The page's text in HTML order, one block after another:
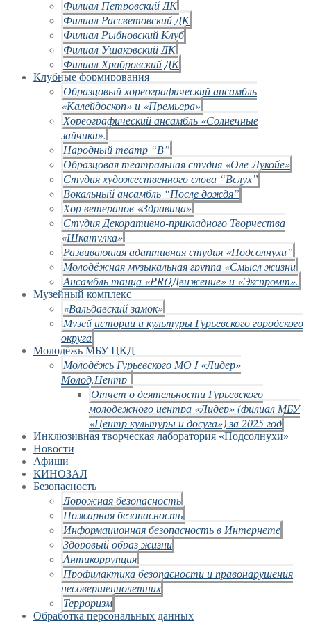
Филиал Петровский ДК
Филиал Рассветовский ДК
Филиал Рыбновский Клуб
Филиал Ушаковский ДК
Филиал Храбровский ДК
Клубные формирования
Образцовый хореографический ансамбль
«Калейдоскоп» и «Премьера»
Хореографический ансамбль «Солнечные
зайчики».
Народный театр “В”
Образцовая театральная студия «Оле-Лукойе»
Студия художественного слова “Вслух”
Вокальный ансамбль “После дождя”
Хор ветеранов «Здравица»
Студия Декоративно-прикладного Творчества
«Шкатулка»
Развивающая адаптивная студия «Подсолнухи”
Молодёжная музыкальная группа «Смысл жизни
Ансамбль танца «PROДвижение» и «Экспромт».
Музейный комплекс
«Вальдавский замок»
Музей истории и культуры Гурьевского городского
округа
Молодёжь МБУ ЦКД
Молодёжь Гурьевского МО I «Лидер»
Молод.Центр
Отчет о деятельности Гурьевского
молодежного центра «Лидер» (филиал МБУ
«Центр культуры и досуга») за 2025 год
Инклюзивная творческая лаборатория «Подсолнухи»
Новости
Афиши
КИНОЗАЛ
Безопасность
Дорожная безопасность
Пожарная безопасность
Информационная безопасность в Интернете
Здоровый образ жизни
Антикоррупция
Профилактика безопасности и правонарушения
несовершеннолетних
Терроризм
Обработка персональных данных